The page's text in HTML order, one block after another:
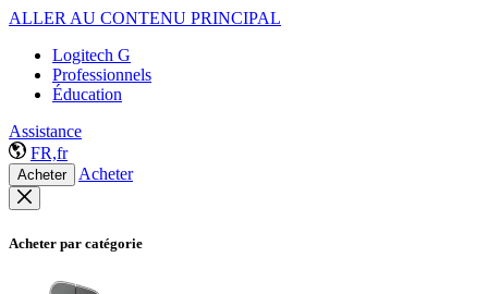
ALLER AU CONTENU PRINCIPAL
Logitech G
Professionnels
Éducation
Assistance
FR,fr
Acheter Acheter
Acheter par catégorie